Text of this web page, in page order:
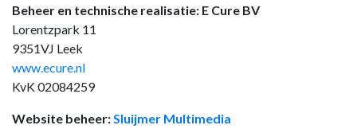
Beheer en technische realisatie: E Cure BV
Lorentzpark 11
9351VJ Leek
www.ecure.nl
KvK 02084259
Website beheer:Sluijmer Multimedia